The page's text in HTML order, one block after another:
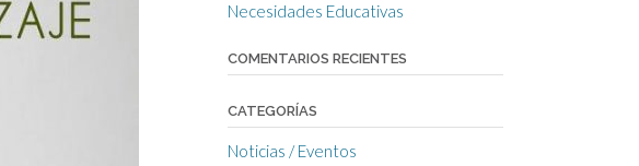
Necesidades Educativas
COMENTARIOS RECIENTES
CATEGORÍAS
Noticias / Eventos